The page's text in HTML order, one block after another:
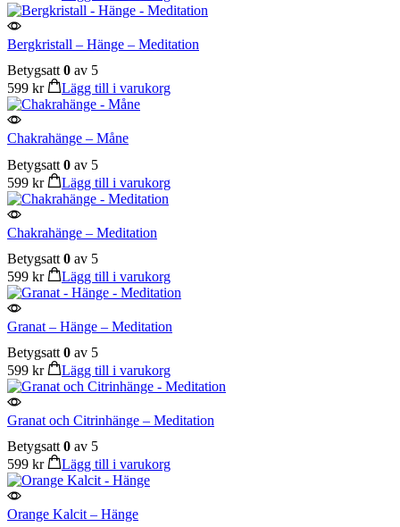
Bergkristall – Hänge – Meditation
Betygsatt0 av 5
599 kr Lägg till i varukorg
Chakrahänge – Måne
Betygsatt 0 av 5
599 kr Lägg till i varukorg
Chakrahänge – Meditation
Betygsatt 0 av 5
599 kr Lägg till i varukorg
Granat – Hänge – Meditation
Betygsatt 0 av 5
599 kr Lägg till i varukorg
Granat och Citrinhänge – Meditation
Betygsatt 0 av 5
599 kr Lägg till i varukorg
Orange Kalcit – Hänge